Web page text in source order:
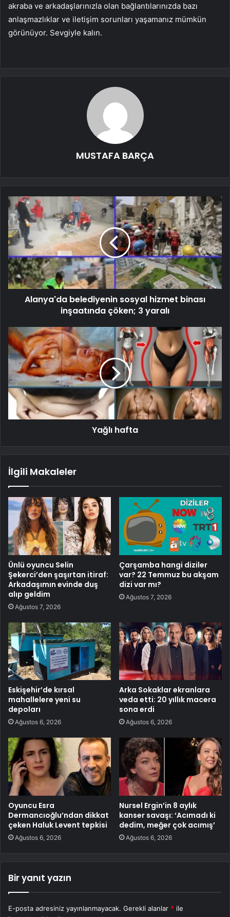
akraba ve arkadaşlarınızla olan bağlantılarınızda bazı
anlaşmazlıklar ve iletişim sorunları yaşamanız mümkün
görünüyor. Sevgiyle kalın.
MUSTAFA BARÇA
Alanya'da belediyenin sosyal hizmet binası
inşaatında çöken; 3 yaralı
Yağlı hafta
İlgili Makaleler
Ünlü oyuncu Selin
Şekerci’den şaşırtan itiraf:
Arkadaşımın evinde duş
alıp geldim
Ağustos 7, 2026
Çarşamba hangi diziler
var? 22 Temmuz bu akşam
dizi var mı?
Ağustos 7, 2026
Eskişehir’de kırsal
mahallelere yeni su
depoları
Ağustos 6, 2026
Arka Sokaklar ekranlara
veda etti: 20 yıllık macera
sona erdi
Ağustos 6, 2026
Oyuncu Esra
Dermancıoğlu’ndan dikkat
çeken Haluk Levent tepkisi
Ağustos 6, 2026
Nursel Ergin’in 8 aylık
kanser savaşı: ‘Acımadı ki
dedim, meğer çok acımış’
Ağustos 6, 2026
Bir yanıt yazın
E-posta adresiniz yayınlanmayacak. Gerekli alanlar * ile